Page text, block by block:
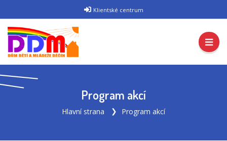
Klientské centrum
Program akcí
Hlavní strana Program akcí